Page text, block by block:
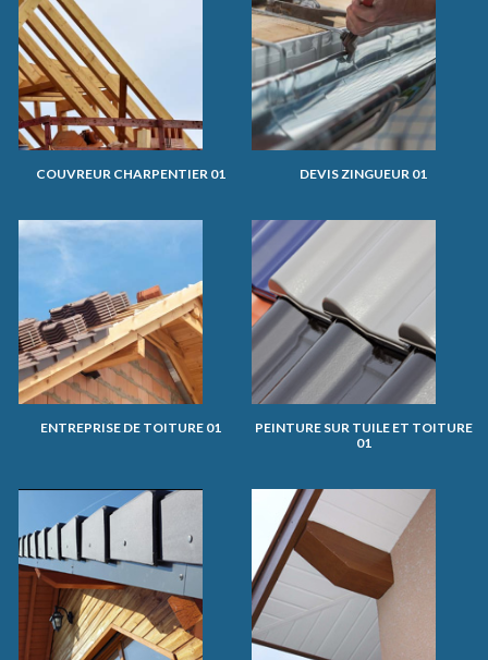
COUVREUR CHARPENTIER 01 DEVIS ZINGUEUR 01
ENTREPRISE DE TOITURE 01
PEINTURE SUR TUILE ET TOITURE
01